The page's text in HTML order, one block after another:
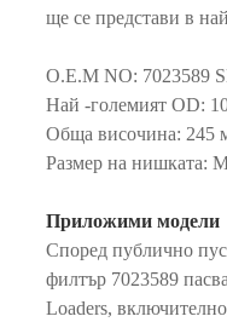
ще се представи в
O.E.M NO: 7023589
Най -
Обща
Размер на
Приложими модели
Според публично
филтър 7023589
Loaders,